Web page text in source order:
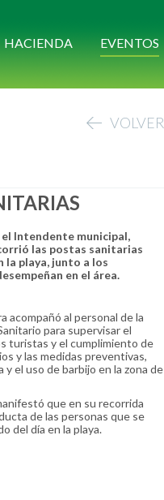
HACIENDA EVENTOS
VOLVER
el Intendente municipal,
las postas sanitarias
la playa, junto a los
en el área.
acompañó al personal de la
para supervisar el
turistas y el cumplimiento de
y las medidas preventivas,
y el uso de barbijo en la zona de
que en su recorrida
de las personas que se
del día en la playa.